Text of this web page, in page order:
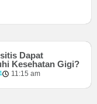
Dapat
Kesehatan Gigi?
11:15 am